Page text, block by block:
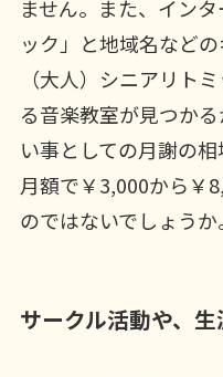
ません。また、イン
ック」と地域名など
（大人）シニアリト
る音楽教室が見つか
い事としての月謝の
月額で￥3,000から￥
のではないでしょうか
サークル活動や、